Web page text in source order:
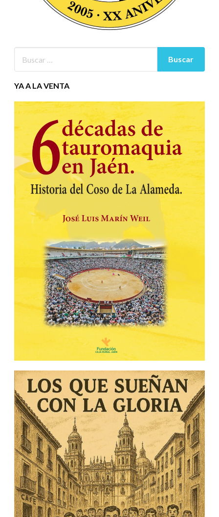
YA A LA VENTA